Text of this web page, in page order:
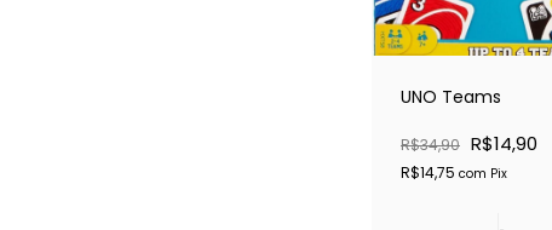
UNO Teams
R$34,90 R$14,90
R$14,75 com Pix